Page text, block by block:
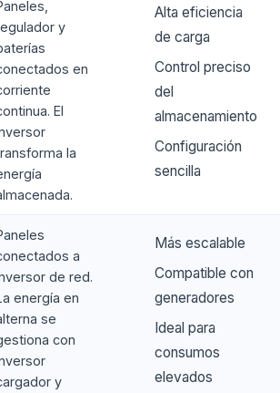
y
en
El
la
Alta eficiencia
de carga
Control preciso
del
almacenamiento
Configuración
sencilla
a
de red.
energía en
se
con
y
Más escalable
Compatible con
generadores
Ideal para
consumos
elevados